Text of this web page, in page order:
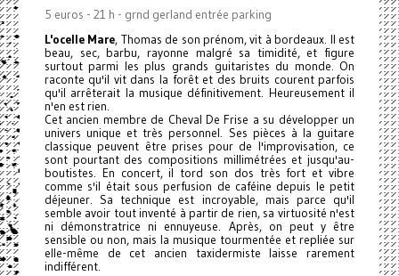
5 euros - 21 h - grnd gerland entrée parking
L'ocelle Mare, Thomas de son prénom, vit à bordeaux. Il est
beau, sec, barbu, rayonne malgré sa timidité, et figure
surtout parmi les plus grands guitaristes du monde. On
raconte qu'il vit dans la forêt et des bruits courent parfois
qu'il arrêterait la musique définitivement. Heureusement il
n'en est rien.
Cet ancien membre de Cheval De Frise a su développer un
univers unique et très personnel. Ses pièces à la guitare
classique peuvent être prises pour de l'improvisation, ce
sont pourtant des compositions millimétrées et jusqu'au-
boutistes. En concert, il tord son dos très fort et vibre
comme s'il était sous perfusion de caféine depuis le petit
déjeuner. Sa technique est incroyable, mais parce qu'il
semble avoir tout inventé à partir de rien, sa virtuosité n'est
ni démonstratrice ni ennuyeuse. Après, on peut y être
sensible ou non, mais la musique tourmentée et repliée sur
elle-même de cet ancien taxidermiste laisse rarement
indifférent.